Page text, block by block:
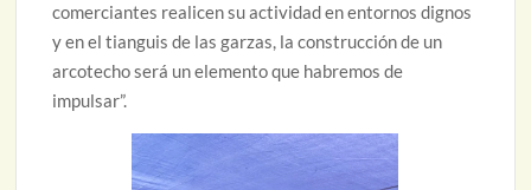
comerciantes realicen su actividad en entornos dignos
y en el tianguis de las garzas, la construcción de un
arcotecho será un elemento que habremos de
impulsar”.